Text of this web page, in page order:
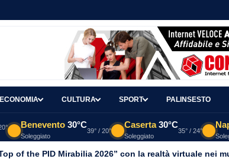
ECONOMIA CULTURA SPORT PALINSESTO
Benevento 30°C
Soleggiato
39° / 20°
Caserta 30°C
Soleggiato
35° / 24°
of the PID Mirabilia 2026” con la realtà virtuale nei